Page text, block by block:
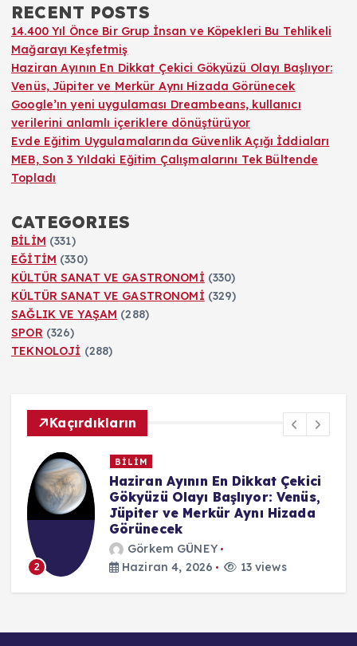
RECENT POSTS
14.400 Yıl Önce Bir Grup İnsan ve Köpekleri Bu Tehlikeli
Mağarayı Keşfetmiş
Haziran Ayının En Dikkat Çekici Gökyüzü Olayı Başlıyor:
Venüs, Jüpiter ve Merkür Aynı Hizada Görünecek
Google’ın yeni uygulaması Dreambeans, kullanıcı
verilerini anlamlı içeriklere dönüştürüyor
Evde Eğitim Uygulamalarında Güvenlik Açığı İddiaları
MEB, Son 3 Yıldaki Eğitim Çalışmalarını Tek Bültende
Topladı
CATEGORIES
BİLİM (331)
EĞİTİM (330)
KÜLTÜR SANAT VE GASTRONOMİ (330)
KÜLTÜR SANAT VE GASTRONOMİ (329)
SAĞLIK VE YAŞAM (288)
SPOR (326)
TEKNOLOJİ (288)
Kaçırdıkların
2
BİLİM
Haziran Ayının En Dikkat Çekici
Gökyüzü Olayı Başlıyor: Venüs,
Jüpiter ve Merkür Aynı Hizada
Görünecek
Görkem GÜNEY
Haziran 4, 2026
13 views